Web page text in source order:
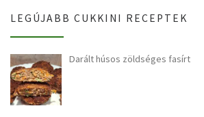
LEGÚJABB CUKKINI RECEPTEK
Darált húsos zöldséges fasírt